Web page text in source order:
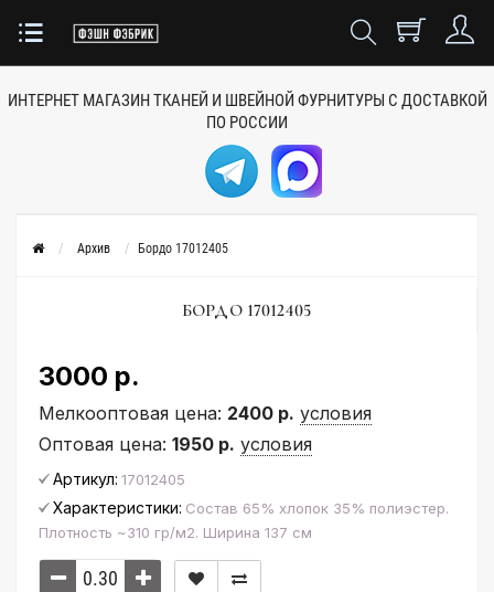
ИНТЕРНЕТ МАГАЗИН ТКАНЕЙ И ШВЕЙНОЙ ФУРНИТУРЫ С ДОСТАВКОЙ
ПО РОССИИ
Архив Бордо 17012405
БОРДО 17012405
3000 р.
Мелкооптовая цена: 2400 р. условия
Оптовая цена: 1950 р. условия
Артикул: 17012405
Характеристики: Состав 65% хлопок 35% полиэстер.
Плотность ~310 гр/м2. Ширина 137 см